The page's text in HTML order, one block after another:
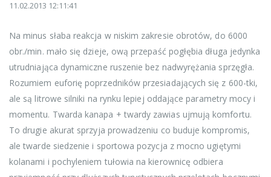
11.02.2013 12:11:41
Na minus słaba reakcja w niskim zakresie obrotów, do 6000
obr./min. mało się dzieje, ową przepaść pogłębia długa jedynka
utrudniająca dynamiczne ruszenie bez nadwyrężania sprzęgła.
Rozumiem euforię poprzedników przesiadających się z 600-tki,
ale są litrowe silniki na rynku lepiej oddające parametry mocy i
momentu. Twarda kanapa + twardy zawias ujmują komfortu.
To drugie akurat sprzyja prowadzeniu co buduje kompromis,
ale twarde siedzenie i sportowa pozycja z mocno ugiętymi
kolanami i pochyleniem tułowia na kierownicę odbiera